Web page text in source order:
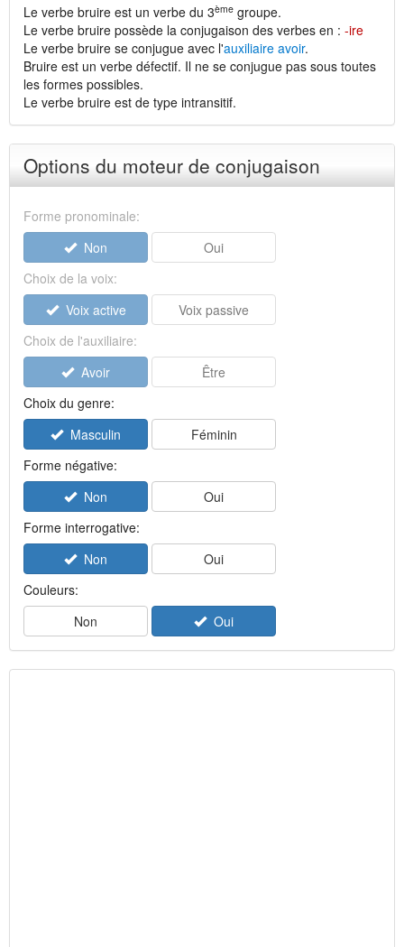
Le verbe bruire est un verbe du 3ème groupe.
Le verbe bruire possède la conjugaison des verbes en : -ire
Le verbe bruire se conjugue avec l'auxiliaire avoir.
Bruire est un verbe défectif. Il ne se conjugue pas sous toutes
les formes possibles.
Le verbe bruire est de type intransitif.
Options du moteur de conjugaison
Forme pronominale:
Non
Oui
Choix de la voix:
Voix active
Voix passive
Choix de l'auxiliaire:
Avoir
Être
Choix du genre:
Masculin
Féminin
Forme négative:
Non
Oui
Forme interrogative:
Non
Oui
Couleurs:
Non
Oui